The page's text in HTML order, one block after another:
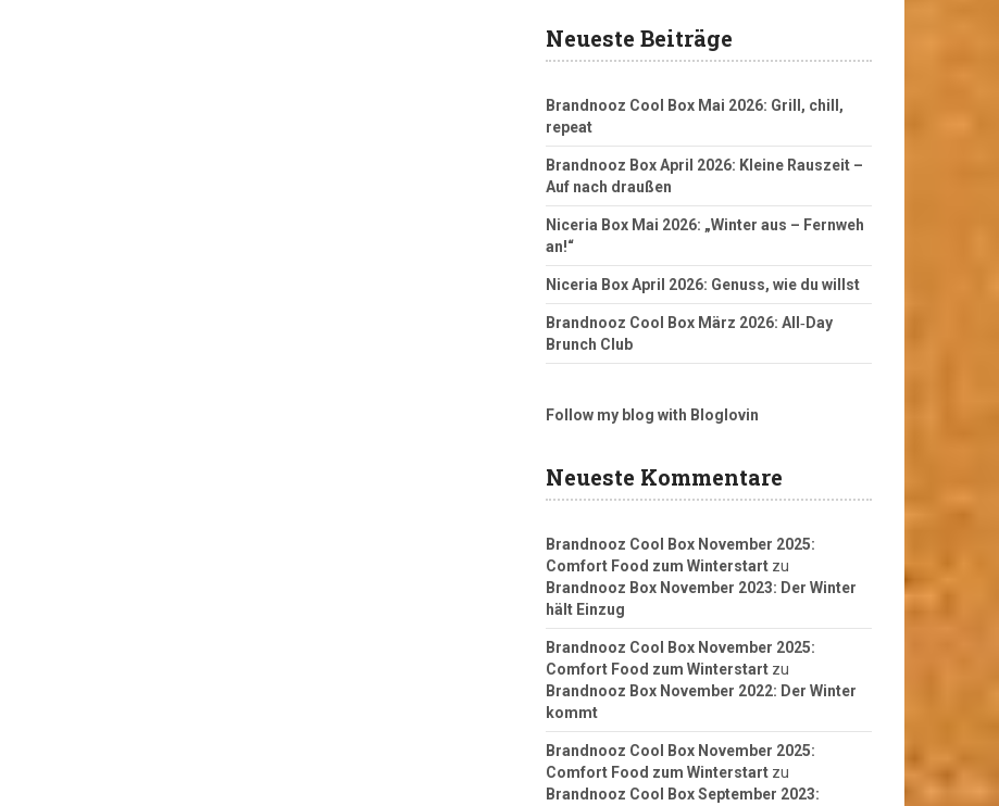
Neueste Beiträge
Brandnooz Cool Box Mai 2026: Grill, chill,
repeat
Brandnooz Box April 2026: Kleine Rauszeit –
Auf nach draußen
Niceria Box Mai 2026: „Winter aus – Fernweh
an!“
Niceria Box April 2026: Genuss, wie du willst
Brandnooz Cool Box März 2026: All‑Day
Brunch Club
Follow my blog with Bloglovin
Neueste Kommentare
Brandnooz Cool Box November 2025:
Comfort Food zum Winterstart zu
Brandnooz Box November 2023: Der Winter
hält Einzug
Brandnooz Cool Box November 2025:
Comfort Food zum Winterstart zu
Brandnooz Box November 2022: Der Winter
kommt
Brandnooz Cool Box November 2025:
Comfort Food zum Winterstart zu
Brandnooz Cool Box September 2023: